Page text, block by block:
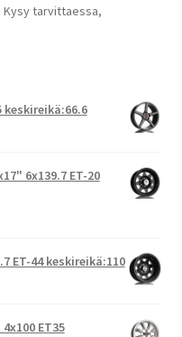
. Kysy tarvittaessa,
keskireikä:66.6
6x139.7 ET-20
ET-44 keskireikä:110
ET35